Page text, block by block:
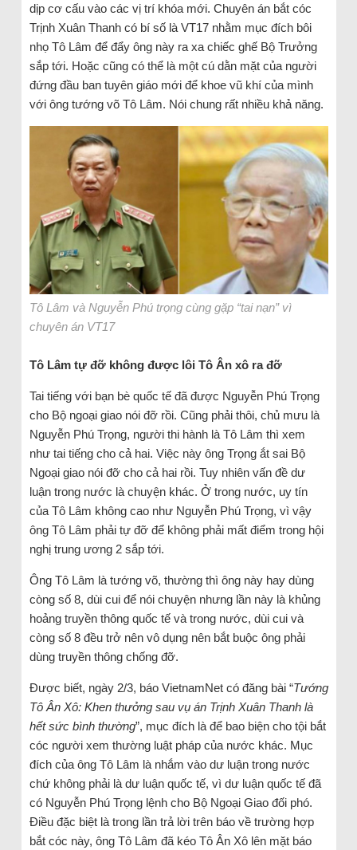
dịp cơ cấu vào các vị trí khóa mới. Chuyên án bắt cóc
Trịnh Xuân Thanh có bí số là VT17 nhằm mục đích bôi
nhọ Tô Lâm để đẩy ông này ra xa chiếc ghế Bộ Trưởng
sắp tới. Hoặc cũng có thể là một cú dằn mặt của người
đứng đầu ban tuyên giáo mới để khoe vũ khí của mình
với ông tướng võ Tô Lâm. Nói chung rất nhiều khả năng.
Tô Lâm và Nguyễn Phú trọng cùng gặp “tai nạn” vì
chuyên án VT17
Tô Lâm tự đỡ không được lôi Tô Ân xô ra đỡ
Tai tiếng với bạn bè quốc tế đã được Nguyễn Phú Trọng
cho Bộ ngoại giao nói đỡ rồi. Cũng phải thôi, chủ mưu là
Nguyễn Phú Trọng, người thi hành là Tô Lâm thì xem
như tai tiếng cho cả hai. Việc này ông Trọng ắt sai Bộ
Ngoại giao nói đỡ cho cả hai rồi. Tuy nhiên vấn đề dư
luận trong nước là chuyện khác. Ở trong nước, uy tín
của Tô Lâm không cao như Nguyễn Phú Trọng, vì vậy
ông Tô Lâm phải tự đỡ để không phải mất điểm trong hội
nghị trung ương 2 sắp tới.
Ông Tô Lâm là tướng võ, thường thì ông này hay dùng
còng số 8, dùi cui để nói chuyện nhưng lần này là khủng
hoảng truyền thông quốc tế và trong nước, dùi cui và
còng số 8 đều trở nên vô dụng nên bắt buộc ông phải
dùng truyền thông chống đỡ.
Được biết, ngày 2/3, báo VietnamNet có đăng bài “Tướng
Tô Ân Xô: Khen thưởng sau vụ án Trịnh Xuân Thanh là
hết sức bình thường”, mục đích là để bao biện cho tội bắt
cóc người xem thường luật pháp của nước khác. Mục
đích của ông Tô Lâm là nhắm vào dư luận trong nước
chứ không phải là dư luận quốc tế, vì dư luận quốc tế đã
có Nguyễn Phú Trọng lệnh cho Bộ Ngoại Giao đối phó.
Điều đặc biệt là trong lần trả lời trên báo về trường hợp
bắt cóc này, ông Tô Lâm đã kéo Tô Ân Xô lên mặt báo